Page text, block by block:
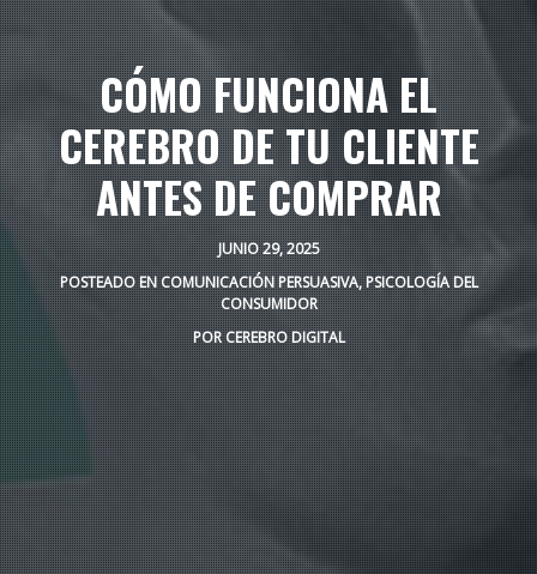
CÓMO FUNCIONA EL
CEREBRO DE TU CLIENTE
ANTES DE COMPRAR
JUNIO 29, 2025
POSTEADO ENCOMUNICACIÓN PERSUASIVA,PSICOLOGÍA DEL
CONSUMIDOR
PORCEREBRO DIGITAL